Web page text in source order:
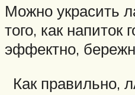
Можно украсить
того, как
эффектно,
Как правильно,